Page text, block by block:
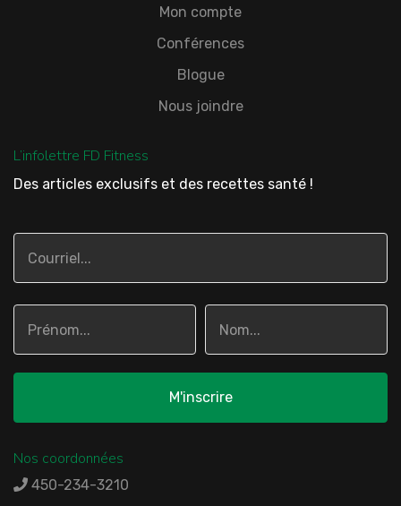
Mon compte
Conférences
Blogue
Nous joindre
L’infolettre FD Fitness
Des articles exclusifs et des recettes santé !
Nos coordonnées
450-234-3210